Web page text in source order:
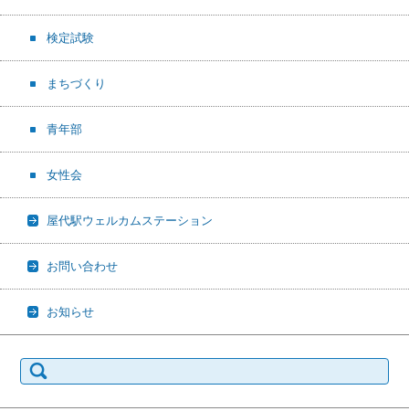
検定試験
まちづくり
青年部
女性会
屋代駅ウェルカムステーション
お問い合わせ
お知らせ
索: